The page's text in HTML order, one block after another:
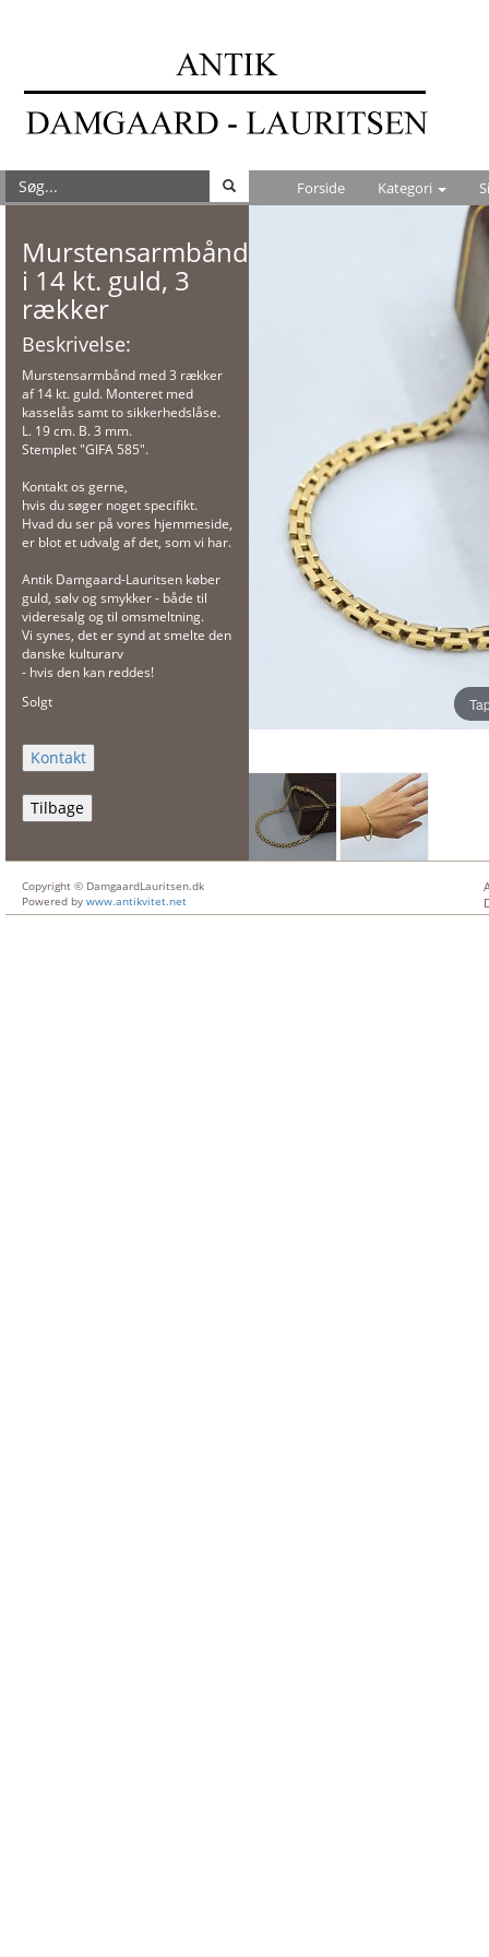
Forside Kategori
Murstensarmbånd
i 14 kt. guld, 3
rækker
Beskrivelse:
Murstensarmbånd med 3 rækker
af 14 kt. guld. Monteret med
kasselås samt to sikkerhedslåse.
L. 19 cm. B. 3 mm.
Stemplet "GIFA 585".
Kontakt os gerne,
hvis du søger noget specifikt.
Hvad du ser på vores hjemmeside,
er blot et udvalg af det, som vi har.
Antik Damgaard-Lauritsen køber
guld, sølv og smykker - både til
videresalg og til omsmeltning.
Vi synes, det er synd at smelte den
danske kulturarv
- hvis den kan reddes!
Solgt
Tilbage
Copyright © DamgaardLauritsen.dk
Powered by www.antikvitet.net